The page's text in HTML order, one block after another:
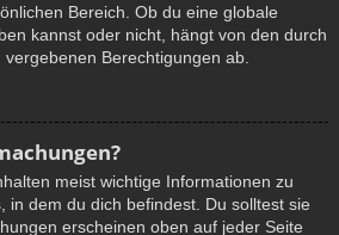
Bereich. Ob du eine globale
kannst oder nicht, hängt von den durch
Berechtigungen ab.
meist wichtige Informationen zu
in dem du dich befindest. Du solltest sie
erscheinen oben auf jeder Seite